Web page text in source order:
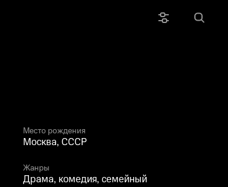
Место рождения
Москва, СССР
Жанры
Драма, комедия, семейный